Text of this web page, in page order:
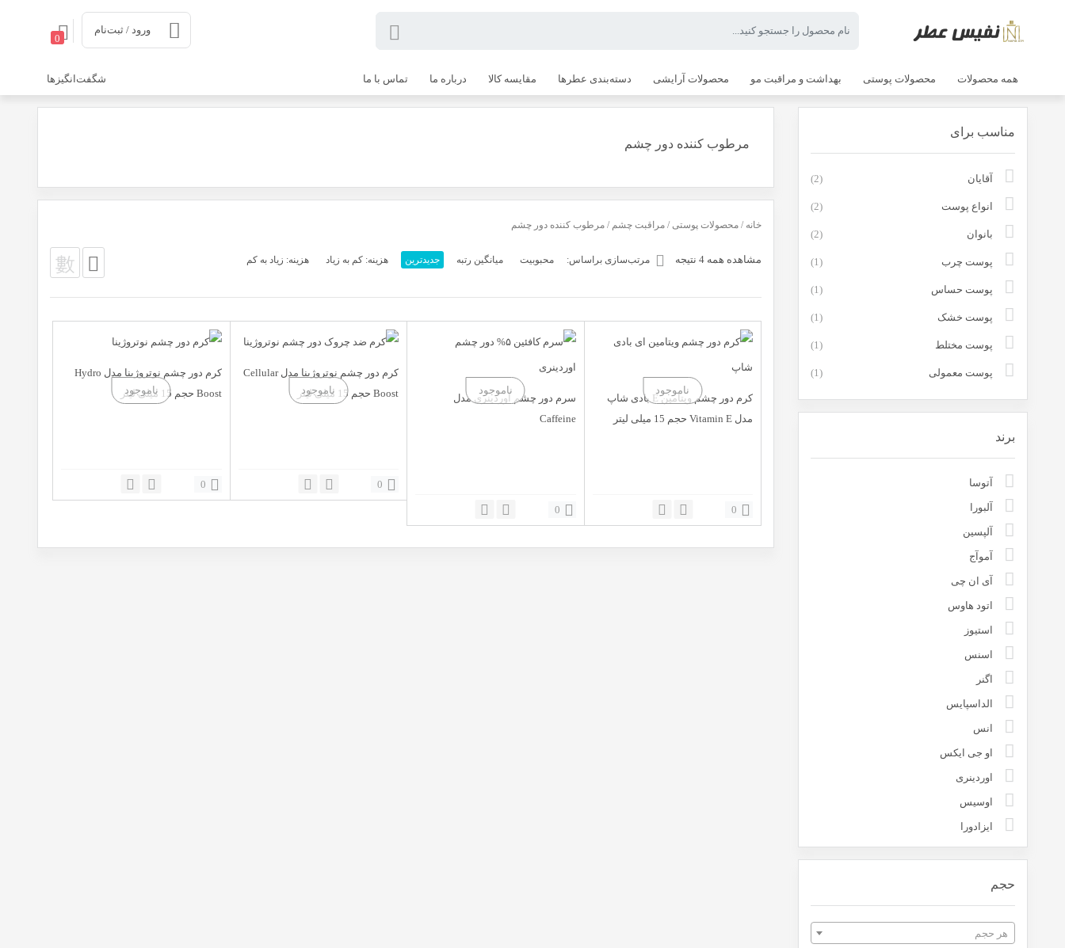
0
ورود / ثبت‌نام
همه محصولات محصولات پوستی بهداشت و مراقبت مو محصولات آرایشی دسته‌بندی عطرها مقایسه کالا درباره ما تماس با ما شگفت‌انگیزها
مرطوب کننده دور چشم
خانه / محصولات پوستی / مراقبت چشم / مرطوب کننده دور چشم
مشاهده همه 4 نتیجه مرتب‌سازی براساس: محبوبیت میانگین رتبه جدیدترین هزینه: کم به زیاد هزینه: زیاد به کم
کرم دور چشم ویتامین E بادی شاپ
مدل Vitamin E حجم 15 میلی لیتر
0
سرم دور چشم اوردینری مدل
Caffeine
0
کرم دور چشم نوتروژینا مدل Cellular
Boost حجم 15 میلی لیتر
0
کرم دور چشم نوتروژینا مدل Hydro
Boost حجم 15 میلی لیتر
0
مناسب برای
آقایان (2)
انواع پوست (2)
بانوان (2)
پوست چرب (1)
پوست حساس (1)
پوست خشک (1)
پوست مختلط (1)
پوست معمولی (1)
برند
آتوسا
آلبورا
آلپسین
آموآج
آی ان چی
اتود هاوس
استیوز
اسنس
اگنر
الداسپایس
انس
او جی ایکس
اوردینری
اوسیس
ایزادورا
بادی شاپ
حجم
هر حجم